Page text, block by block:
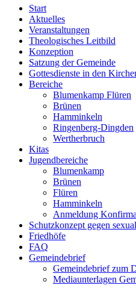
Start
Aktuelles
Veranstaltungen
Theologisches Leitbild
Konzeption
Satzung der Gemeinde
Gottesdienste in den
Bereiche
Blumenkamp Flüren
Brünen
Hamminkeln
Ringenberg-Dingden
Wertherbruch
Kitas
Jugendbereiche
Blumenkamp
Brünen
Flüren
Hamminkeln
Anmeldung
Schutzkonzept gegen
Friedhöfe
FAQ
Gemeindebrief
Gemeindebrief zum
Mediaunterlagen